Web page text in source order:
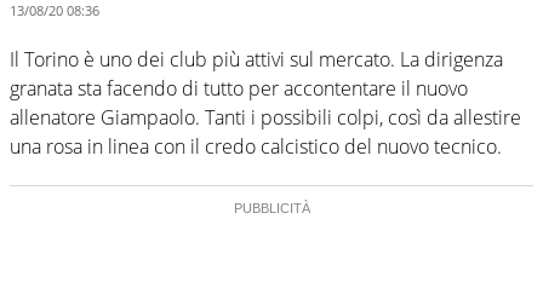
13/08/20 08:36
Il Torino è uno dei club più attivi sul mercato. La dirigenza
granata sta facendo di tutto per accontentare il nuovo
allenatore Giampaolo. Tanti i possibili colpi, così da allestire
una rosa in linea con il credo calcistico del nuovo tecnico.